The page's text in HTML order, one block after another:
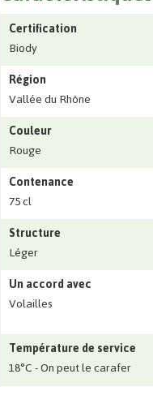
Certification
Biody
Région
Vallée du Rhône
Couleur
Rouge
Contenance
75 cl
Structure
Léger
Un accord avec
Volailles
Température de service
18°C - On peut le carafer